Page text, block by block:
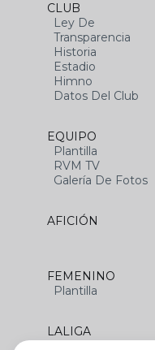
CLUB
Ley De
Transparencia
Historia
Estadio
Himno
Datos Del Club
EQUIPO
Plantilla
RVM TV
Galería De Fotos
AFICIÓN
FEMENINO
Plantilla
LALIGA